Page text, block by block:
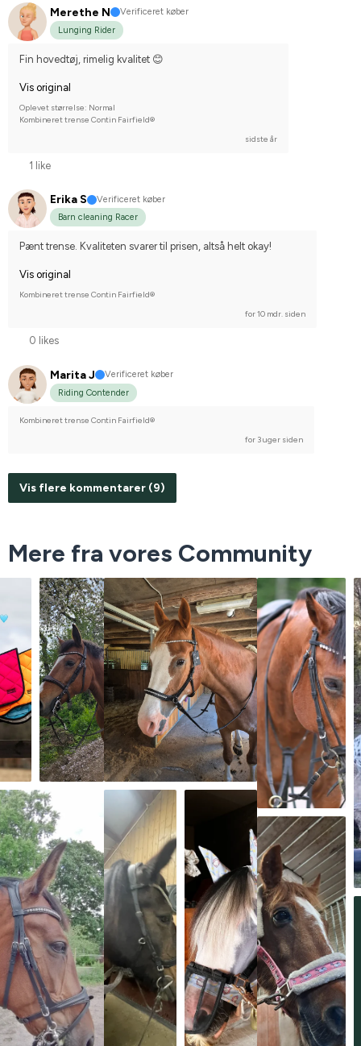
Merethe N
Verificeret køber
Lunging Rider
Fin hovedtøj, rimelig kvalitet 😊
Vis original
Oplevet størrelse: Normal
Kombineret trense Contin Fairfield®
sidste år
1 like
Erika S
Verificeret køber
Barn cleaning Racer
Pænt trense. Kvaliteten svarer til prisen, altså helt okay!
Vis original
Kombineret trense Contin Fairfield®
for 10 mdr. siden
0 likes
Marita J
Verificeret køber
Riding Contender
Kombineret trense Contin Fairfield®
for 3 uger siden
Vis flere kommentarer (9)
Mere fra vores Community